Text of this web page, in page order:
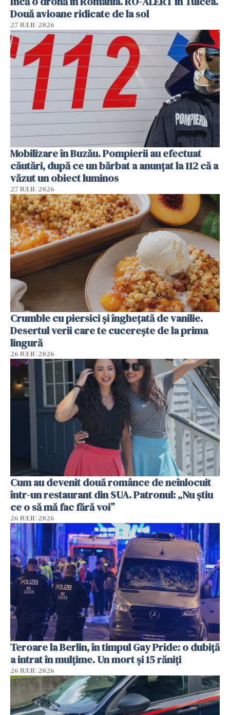
Două avioane ridicate de la sol
27 IULIE 2026
Mobilizare în Buzău. Pompierii au efectuat
căutări, după ce un bărbat a anunțat la 112 că a
văzut un obiect luminos
27 IULIE 2026
Crumble cu piersici și înghețată de vanilie.
Desertul verii care te cucerește de la prima
lingură
26 IULIE 2026
Cum au devenit două românce de neînlocuit
într-un restaurant din SUA. Patronul: „Nu știu
ce o să mă fac fără voi”
26 IULIE 2026
Teroare la Berlin, în timpul Gay Pride: o dubiță
a intrat în mulțime. Un mort și 15 răniți
26 IULIE 2026